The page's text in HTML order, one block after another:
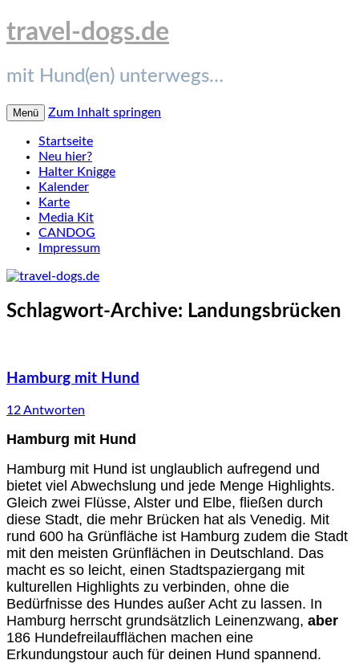
travel-dogs.de
mit Hund(en) unterwegs…
Menü Zum Inhalt springen
Startseite
Neu hier?
Halter Knigge
Kalender
Karte
Media Kit
CANDOG
Impressum
Schlagwort-Archive: Landungsbrücken
Hamburg mit Hund
12 Antworten
Hamburg mit Hund
Hamburg mit Hund ist unglaublich aufregend und
bietet viel Abwechslung und jede Menge Highlights.
Gleich zwei Flüsse, Alster und Elbe, fließen durch
diese Stadt, die mehr Brücken hat als Venedig. Mit
rund 600 ha Grünfläche ist Hamburg zudem die Stadt
mit den meisten Grünflächen in Deutschland. Das
macht es so leicht, einen Stadtspaziergang mit
kulturellen Highlights zu verbinden, ohne die
Bedürfnisse des Hundes außer Acht zu lassen. In
Hamburg herrscht grundsätzlich Leinenzwang, aber
186 Hundefreilaufflächen machen eine
Erkundungstour auch für deinen Hund spannend.